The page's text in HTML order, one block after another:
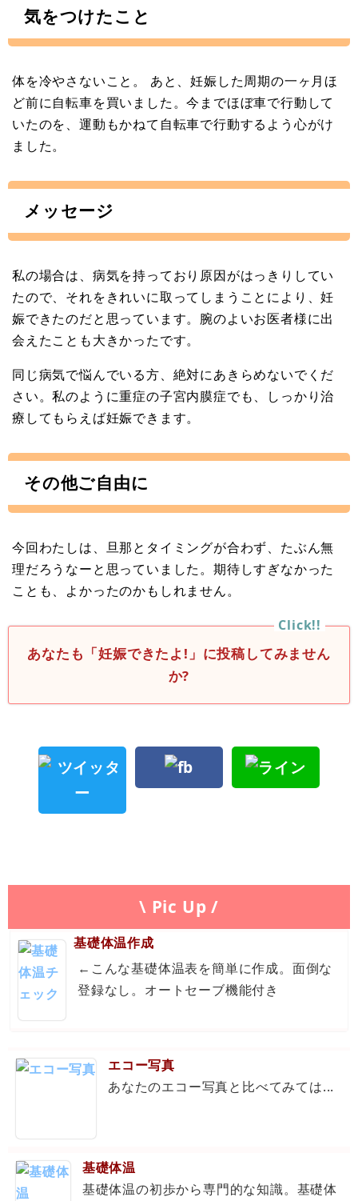
気をつけたこと
体を冷やさないこと。 あと、妊娠した周期の一ヶ月ほ
ど前に自転車を買いました。今までほぼ車で行動して
いたのを、運動もかねて自転車で行動するよう心がけ
ました。
メッセージ
私の場合は、病気を持っており原因がはっきりしてい
たので、それをきれいに取ってしまうことにより、妊
娠できたのだと思っています。腕のよいお医者様に出
会えたことも大きかったです。
同じ病気で悩んでいる方、絶対にあきらめないでくだ
さい。私のように重症の子宮内膜症でも、しっかり治
療してもらえば妊娠できます。
その他ご自由に
今回わたしは、旦那とタイミングが合わず、たぶん無
理だろうなーと思っていました。期待しすぎなかった
ことも、よかったのかもしれません。
あなたも「妊娠できたよ!」に投稿してみません
か?
\ Pic Up /
基礎体温作成
←こんな基礎体温表を簡単に作成。面倒な
登録なし。オートセーブ機能付き
エコー写真
あなたのエコー写真と比べてみては...
基礎体温
基礎体温の初歩から専門的な知識。基礎体